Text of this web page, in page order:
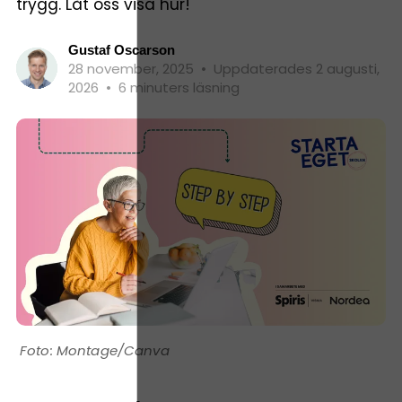
Gustaf Oscarson
28 november, 2025 • Uppdaterades 2 augusti,
2026 • 6 minuters läsning
Montage/Canva